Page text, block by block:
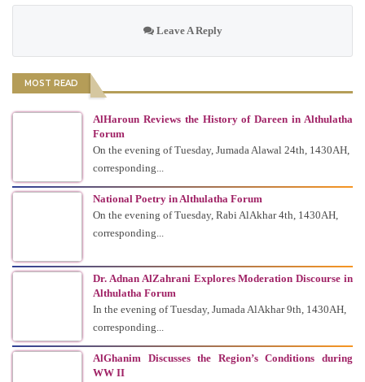
Leave A Reply
MOST READ
AlHaroun Reviews the History of Dareen in Althulatha
Forum
On the evening of Tuesday, Jumada Alawal 24th, 1430AH,
corresponding...
National Poetry in Althulatha Forum
On the evening of Tuesday, Rabi AlAkhar 4th, 1430AH,
corresponding...
Dr. Adnan AlZahrani Explores Moderation Discourse in
Althulatha Forum
In the evening of Tuesday, Jumada AlAkhar 9th, 1430AH,
corresponding...
AlGhanim Discusses the Region’s Conditions during
WW II